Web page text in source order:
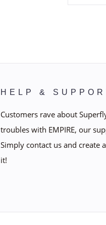
HELP &
Customers rave about
troubles with EMPIRE, our
Simply contact us and create
it!